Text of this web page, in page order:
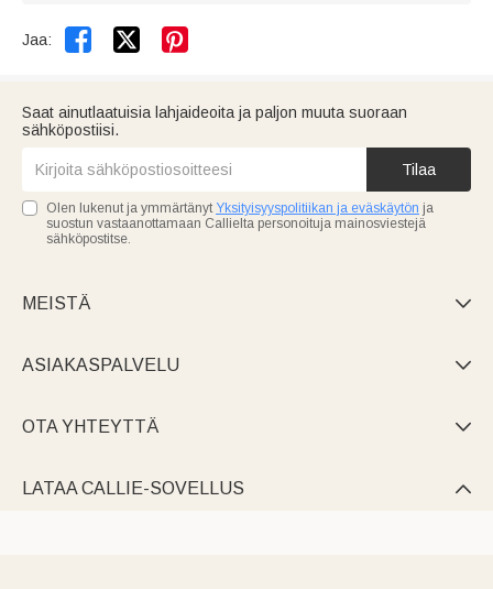
Jaa:  
Saat ainutlaatuisia lahjaideoita ja paljon muuta suoraan
sähköpostiisi.
Tilaa
Olen lukenut ja ymmärtänyt Yksityisyyspolitiikan ja eväskäytön ja
suostun vastaanottamaan Callielta personoituja mainosviestejä
sähköpostitse.
MEISTÄ 
ASIAKASPALVELU 
OTA YHTEYTTÄ 
LATAA CALLIE-SOVELLUS 